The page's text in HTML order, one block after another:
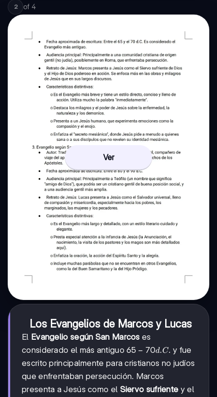
2 of 4
Ver
Los Evangelios de Marcos y Lucas
El Evangelio según San Marcos es
considerado el más antiguo65-
70
d.C.
65 − 70d.C. y fue
escrito principalmente para cristianos no judíos
que enfrentaban persecución. Marcos
presenta a Jesús como el Siervo sufriente y el